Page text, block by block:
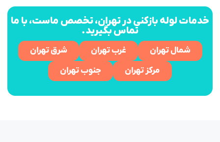
خدمات لوله بازکنی در تهران، تخصص ماست، با ما
تماس بگیرید.
شمال تهران غرب تهران
شرق تهران
مرکز تهران
جنوب تهران